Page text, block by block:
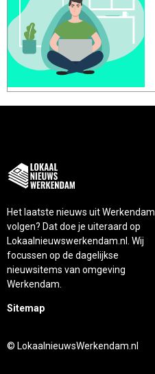
Het laatste nieuws uit Werkendam
volgen? Dat doe je uiteraard op
Lokaalnieuwswerkendam.nl. Wij
focussen op de dagelijkse
nieuwsitems van omgeving
Werkendam.
Sitemap
© LokaalnieuwsWerkendam.nl